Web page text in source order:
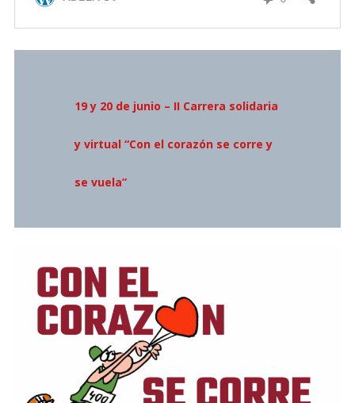
19 y 20 de junio – II Carrera solidaria
y virtual “Con el corazón se corre y
se vuela”